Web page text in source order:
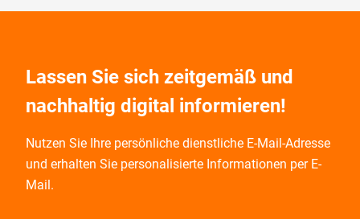
Lassen Sie sich zeitgemäß und
nachhaltig digital informieren!
Nutzen Sie Ihre persönliche dienstliche E-Mail-Adresse
und erhalten Sie personalisierte Informationen per E-
Mail.